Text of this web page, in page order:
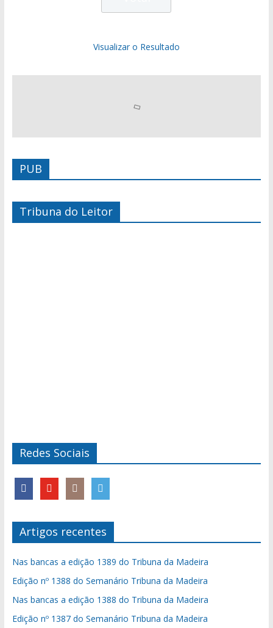
Visualizar o Resultado
PUB
Tribuna do Leitor
Redes Sociais
Artigos recentes
Nas bancas a edição 1389 do Tribuna da Madeira
Edição nº 1388 do Semanário Tribuna da Madeira
Nas bancas a edição 1388 do Tribuna da Madeira
Edição nº 1387 do Semanário Tribuna da Madeira